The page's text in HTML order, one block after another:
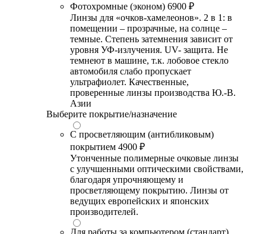
Фотохромные (эконом) 6900 ₽
Линзы для «очков-хамелеонов». 2 в 1: в
помещении – прозрачные, на солнце –
темные. Степень затемнения зависит от
уровня УФ-излучения. UV- защита. Не
темнеют в машине, т.к. лобовое стекло
автомобиля слабо пропускает
ультрафиолет. Качественные,
проверенные линзы производства Ю.-В.
Азии
Выберите покрытие/назначение
С просветляющим (антибликовым)
покрытием 4900 ₽
Утонченные полимерные очковые линзы
с улучшенными оптическими свойствами,
благодаря упрочняющему и
просветляющему покрытию. Линзы от
ведущих европейских и японских
производителей.
Для работы за компьютером (стандарт)